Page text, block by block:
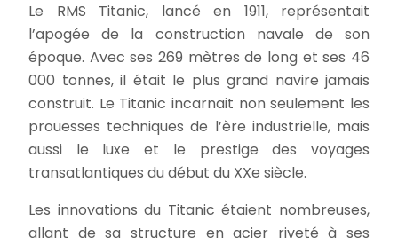
Le RMS Titanic, lancé en 1911, représentait
l’apogée de la construction navale de son
époque. Avec ses 269 mètres de long et ses 46
000 tonnes, il était le plus grand navire jamais
construit. Le Titanic incarnait non seulement les
prouesses techniques de l’ère industrielle, mais
aussi le luxe et le prestige des voyages
transatlantiques du début du XXe siècle.
Les innovations du Titanic étaient nombreuses,
allant de sa structure en acier riveté à ses